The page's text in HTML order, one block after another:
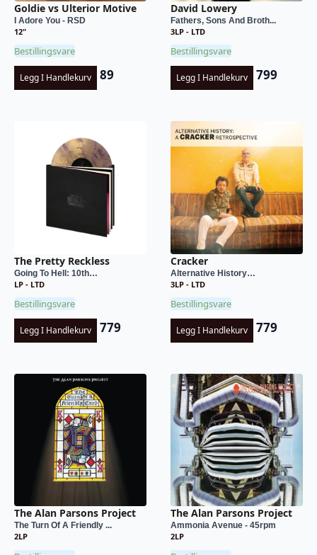
Goldie vs Ulterior Motive
I Adore You - RSD
12"
Bestillingsvare
Legg I Handlekurv 89
David Lowery
Fathers, Sons And Broth...
3LP - LTD
Bestillingsvare
Legg I Handlekurv 799
The Pretty Reckless
Going To Hell: 10th…
LP - LTD
Bestillingsvare
Legg I Handlekurv 779
Cracker
Alternative History…
3LP - LTD
Bestillingsvare
Legg I Handlekurv 779
The Alan Parsons Project
The Turn Of A Friendly ...
2LP
The Alan Parsons Project
Ammonia Avenue - 45rpm
2LP